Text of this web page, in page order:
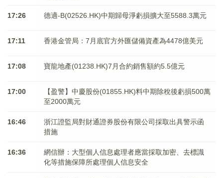
17:26 德適-B(02526.HK)中期歸母淨虧損擴大至5588.3萬元
17:11 香港金管局：7月底官方外匯儲備資產為4478億美元
17:08 寶龍地產(01238.HK)7月合約銷售額約5.5億元
17:00
【盈警】中慶股份(01855.HK)料中期除稅後虧損500萬
至2000萬元
16:46
浙江證監局對財通證券股份有限公司採取出具警示函
措施
16:36
網信辦：大型個人信息處理者應當採取加密、去標識
化等措施保障所處理個人信息安全